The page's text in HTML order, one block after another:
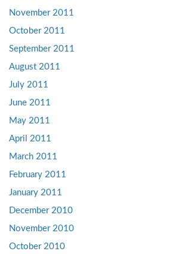
November 2011
October 2011
September 2011
August 2011
July 2011
June 2011
May 2011
April 2011
March 2011
February 2011
January 2011
December 2010
November 2010
October 2010